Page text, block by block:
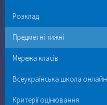
Розклад
Предметні тижні
Мережа класів
Всеукраїнська школа онлайн
Критерії оцінювання